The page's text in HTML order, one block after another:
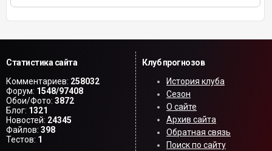
Статистика сайта
Комментариев: 258032
Форум: 1548/97408
Обои/Фото: 3872
Блог: 1321
Новостей: 24345
Файлов: 398
Тестов: 1
Клуб прогнозов
История клуба
Сезон
О сайте
Архив сайта
Обратная связь
Поиск по сайту